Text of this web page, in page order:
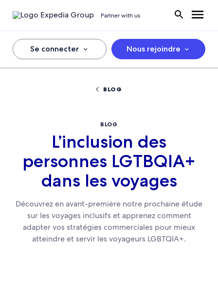
Partner with us
Se connecter Nous rejoindre
BLOG
BLOG
L’inclusion des
personnes LGTBQIA+
dans les voyages
Découvrez en avant-première notre prochaine étude
sur les voyages inclusifs et apprenez comment
adapter vos stratégies commerciales pour mieux
atteindre et servir les voyageurs LGBTQIA+.